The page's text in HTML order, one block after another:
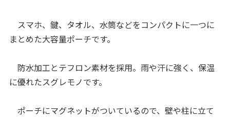
スマホ、鍵、タオル、水筒などをコンパクトに一つに
まとめた大容量ポーチです。
防水加工とテフロン素材を採用。雨や汗に強く、保温
に優れたスグレモノです。
ポーチにマグネットがついているので、壁や柱に立て